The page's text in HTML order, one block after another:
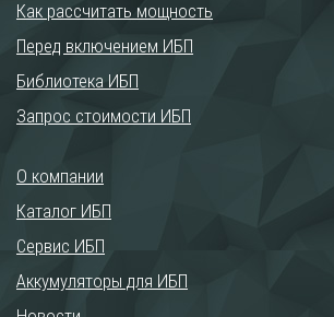
Как рассчитать мощность
Перед включением ИБП
Библиотека ИБП
Запрос стоимости ИБП
О компании
Каталог ИБП
Сервис ИБП
Аккумуляторы для ИБП